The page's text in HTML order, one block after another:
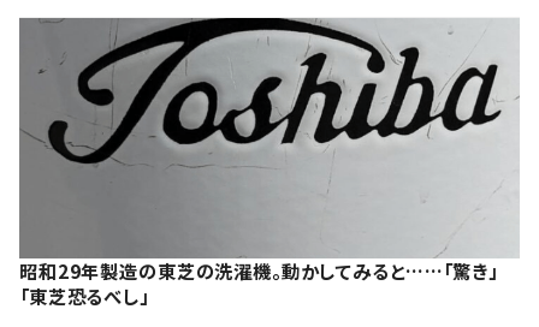
昭和29年製造の東芝の洗濯機。動かしてみると……「驚き」
「東芝恐るべし」